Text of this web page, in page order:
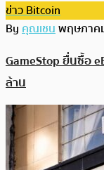
ข่าว Bitcoin
Byคุณเชนพฤษภาค
GameStop ยื่นซื้อ
ล้าน